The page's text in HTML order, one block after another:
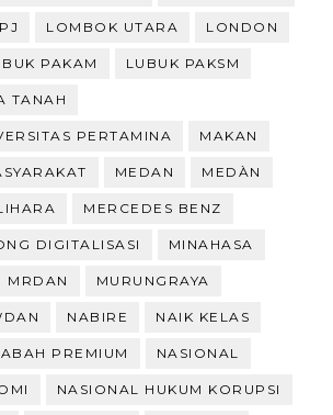
LOMBOK UTARA LONDON
PAKAM LUBUK PAKSM
TANAH
PERTAMINA MAKAN
MEDAN MEDÀN
MERCEDES BENZ
DIGITALISASI MINAHASA
MRDAN MURUNGRAYA
NABIRE NAIK KELAS
PREMIUM NASIONAL
NASIONAL HUKUM KORUPSI